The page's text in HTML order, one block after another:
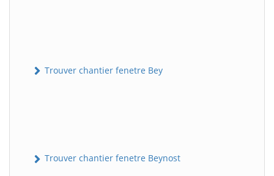
Trouver chantier fenetre Bey
Trouver chantier fenetre Beynost